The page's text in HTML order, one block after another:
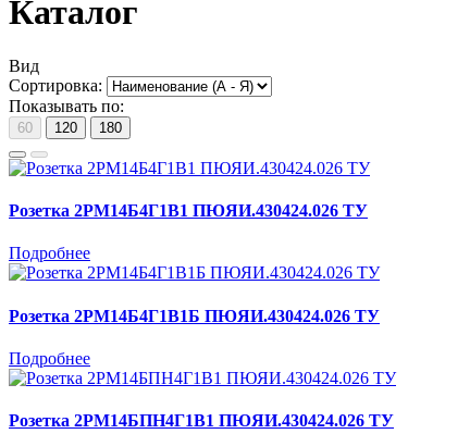
Каталог
Вид
Сортировка:
Показывать по:
60 120 180
Розетка 2РМ14Б4Г1В1 ПЮЯИ.430424.026 ТУ
Подробнее
Розетка 2РМ14Б4Г1В1Б ПЮЯИ.430424.026 ТУ
Подробнее
Розетка 2РМ14БПН4Г1В1 ПЮЯИ.430424.026 ТУ